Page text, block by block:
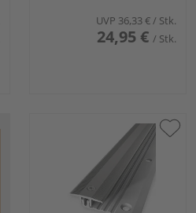
UVP 36,33 €/ Stk.
24,95 € / Stk.